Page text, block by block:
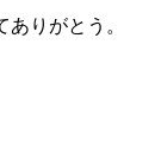
りがとう。